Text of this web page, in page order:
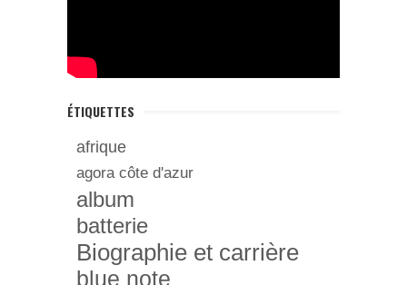
ÉTIQUETTES
afrique
agora côte d'azur
album
batterie
Biographie et carrière
blue note